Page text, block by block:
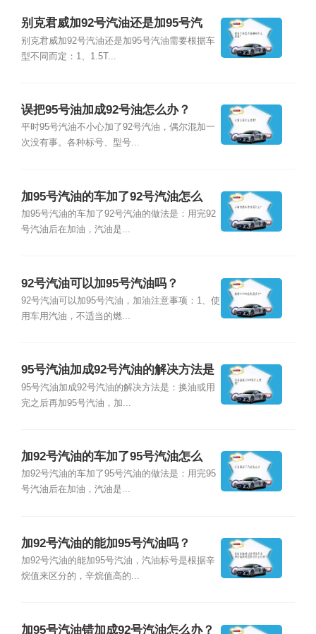
别克君威加92号汽油还是加95号汽
油？
别克君威加92号汽油还是加95号汽油需要根据车
型不同而定：1、1.5T...
误把95号油加成92号油怎么办？
平时95号汽油不小心加了92号汽油，偶尔混加一
次没有事。各种标号、型号...
加95号汽油的车加了92号汽油怎么
办？
加95号汽油的车加了92号汽油的做法是：用完92
号汽油后在加油，汽油是...
92号汽油可以加95号汽油吗？
92号汽油可以加95号汽油，加油注意事项：1、使
用车用汽油，不适当的燃...
95号汽油加成92号汽油的解决方法是
什么？
95号汽油加成92号汽油的解决方法是：换油或用
完之后再加95号汽油，加...
加92号汽油的车加了95号汽油怎么
办？
加92号汽油的车加了95号汽油的做法是：用完95
号汽油后在加油，汽油是...
加92号汽油的能加95号汽油吗？
加92号汽油的能加95号汽油，汽油标号是根据辛
烷值来区分的，辛烷值高的...
加95号汽油错加成92号汽油怎么办？